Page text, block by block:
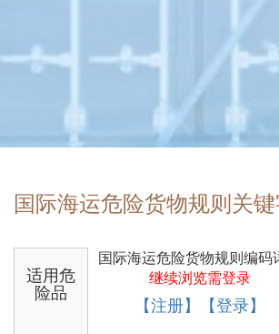
国际海运危险货物规则关
适用危
险品
国际海运危险货物规则编码
继续浏览需登录
【注册】【登录】